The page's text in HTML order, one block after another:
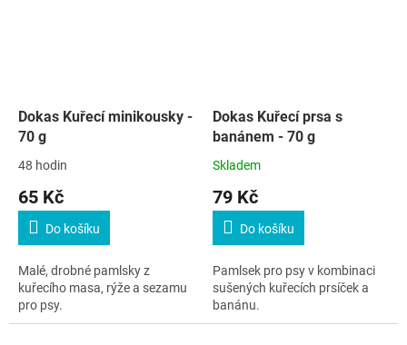
Dokas Kuřecí minikousky -
70 g
48 hodin
65 Kč
Do košíku
Malé, drobné pamlsky z
kuřecího masa, rýže a sezamu
pro psy.
Dokas Kuřecí prsa s
banánem - 70 g
Skladem
79 Kč
Do košíku
Pamlsek pro psy v kombinaci
sušených kuřecích prsíček a
banánu.